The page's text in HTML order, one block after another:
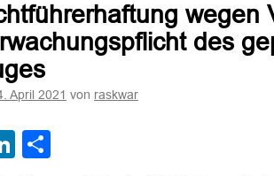
wegen
des
April 2021 von raskwar
LinkedIn